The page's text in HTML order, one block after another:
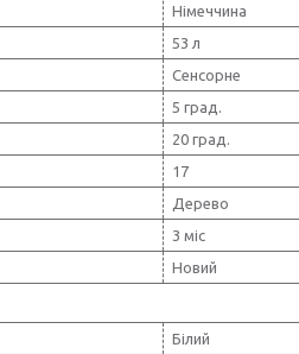
Німеччина
53 л
Сенсорне
5 град.
20 град.
17
Дерево
3 міс
Новий
Білий